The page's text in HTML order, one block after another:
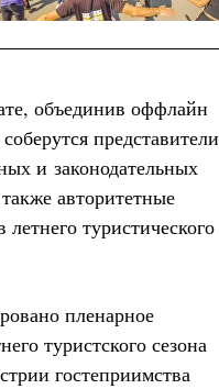
объединив оффлайн
представители
и законодательных
авторитетные
туристического
пленарное
туристского сезона
гостеприимства